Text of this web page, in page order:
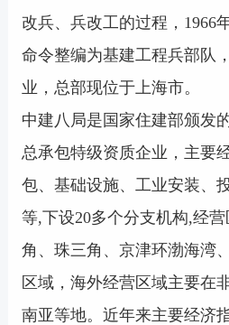
改兵、兵改工的过程，1966
命令整编为基建工程兵部队
业，总部现位于上海市。
中建八局是国家住建部颁发
总承包特级资质企业，主要
包、基础设施、工业安装、
等,下设20多个分支机构,经
角、珠三角、京津环渤海湾
区域，海外经营区域主要在
南亚等地。近年来主要经济